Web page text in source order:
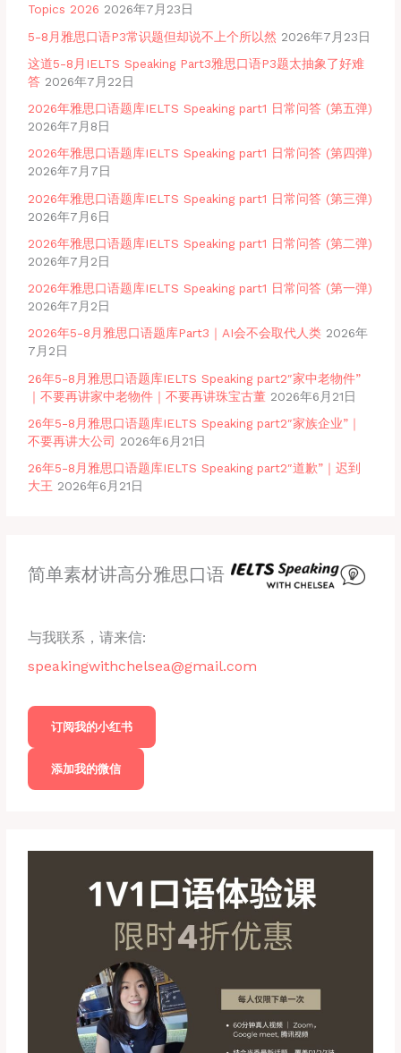
Topics 2026 2026年7月23日
5-8月雅思口语P3常识题但却说不上个所以然 2026年7月23日
这道5-8月IELTS Speaking Part3雅思口语P3题太抽象了好难
答 2026年7月22日
2026年雅思口语题库IELTS Speaking part1 日常问答 (第五弹)
2026年7月8日
2026年雅思口语题库IELTS Speaking part1 日常问答 (第四弹)
2026年7月7日
2026年雅思口语题库IELTS Speaking part1 日常问答 (第三弹)
2026年7月6日
2026年雅思口语题库IELTS Speaking part1 日常问答 (第二弹)
2026年7月2日
2026年雅思口语题库IELTS Speaking part1 日常问答 (第一弹)
2026年7月2日
2026年5-8月雅思口语题库Part3｜AI会不会取代人类 2026年
7月2日
26年5-8月雅思口语题库IELTS Speaking part2″家中老物件”
｜不要再讲家中老物件｜不要再讲珠宝古董 2026年6月21日
26年5-8月雅思口语题库IELTS Speaking part2″家族企业”｜
不要再讲大公司 2026年6月21日
26年5-8月雅思口语题库IELTS Speaking part2″道歉”｜迟到
大王 2026年6月21日
简单素材讲高分雅思口语
与我联系，请来信:
speakingwithchelsea@gmail.com
订阅我的小红书
添加我的微信